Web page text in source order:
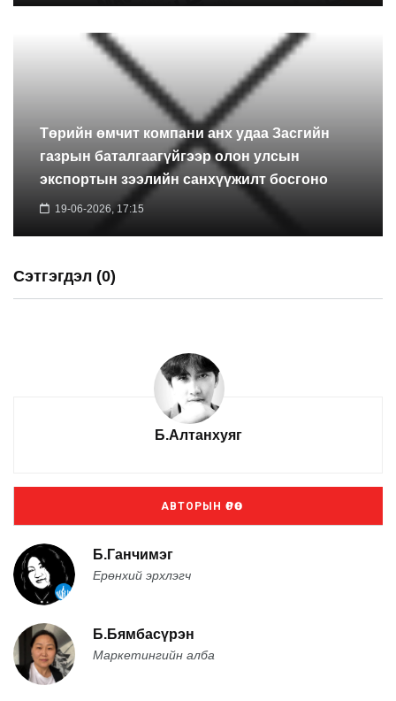
Төрийн өмчит компани анх удаа Засгийн
газрын баталгаагүйгээр олон улсын
экспортын зээлийн санхүүжилт босгоно
19-06-2026, 17:15
Сэтгэгдэл (0)
Б.Алтанхуяг
АВТОРЫН ӨРӨӨ
Б.Ганчимэг
Ерөнхий эрхлэгч
Б.Бямбасүрэн
Маркетингийн алба